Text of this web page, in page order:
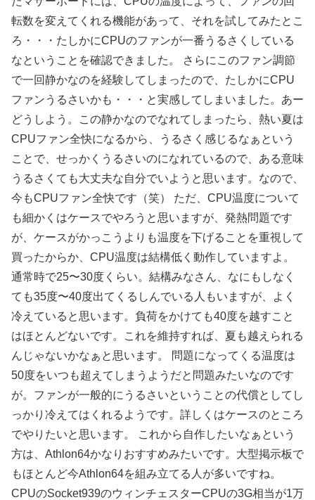
転数を変えてくれる機能があって、それを試してみたとこ
ろ・・・たしかにCPUのファンが一番うるさくしている
なということを確認できました。 さらにこのファン調節
で一回静かなのを経験してしまったので、たしかにCPU
ファンうるさいかも・・・と実感してしまいました。あー
どうしよう。この静かなのでなれてしまったら、熱い夏は
CPUファン全快になるから、うるさく感じるなぁという
ことで、せっかくうるさいのになれているので、ある意味
うるさくても大丈夫な自分でいようと思います。なので、
今もCPUファン全快です（笑） ただ、CPU温度について
も細かくはケースでやろうと思いますが、発熱問題です
が、ケースがかっこうよりも温度を下げることを重視して
買ったからか、CPU温度は結構低く動作していますよ。
通常時で25〜30度くらい。結構みなさん、なにもしなく
ても35度〜40度出てくるしんでいる人もいますが、よく
冷えていると思います。負荷をかけても40度を越すこと
はほとんどないです。これを維持すれば、夏も越えられる
んじゃないかなぁと思います。 問題になってくる温度は
50度をいつも超えてしまうようだと問題みたいなのです
が。ファンが一般的にうるさいということの代償としてし
っかり冷えてはくれるようです。詳しくはケースのところ
でやりたいと思います。 これから自作したいなぁという
方は、Athlon64かなりおすすめみたいです。大型掲示板で
もほとんど今Athlon64を組み立てる人が多いですね。
CPUのSocket939のウィンチェスターCPUの3G相当が1万